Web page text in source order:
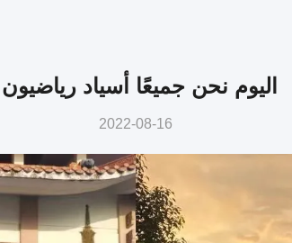
اليوم نحن جميعًا أسياد
2022-08-16